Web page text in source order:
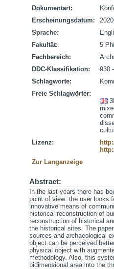
Dokumentart:
Erscheinungsdatum:
Sprache:
Fakultät:
5
Fachbereich:
DDC-Klassifikation:
930
Schlagworte:
Freie Schlagwörter:
Lizenz:
Zur Langanzeige
Abstract:
In the last years there has
point of view: the user looks
innovative means of
historical reconstruction of
reconstruction of historical
the historical sites. The
sources and archaeological
object can be perceived
physical object with
methodology. Also, this
bidimensional area into the